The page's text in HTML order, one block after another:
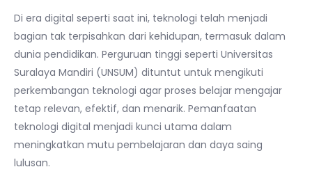
Di era digital seperti saat ini, teknologi telah menjadi
bagian tak terpisahkan dari kehidupan, termasuk dalam
dunia pendidikan. Perguruan tinggi seperti Universitas
Suralaya Mandiri (UNSUM) dituntut untuk mengikuti
perkembangan teknologi agar proses belajar mengajar
tetap relevan, efektif, dan menarik. Pemanfaatan
teknologi digital menjadi kunci utama dalam
meningkatkan mutu pembelajaran dan daya saing
lulusan.